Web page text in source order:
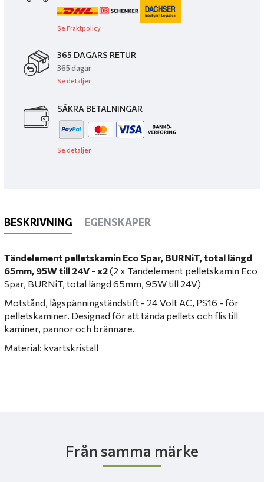
Se Fraktpolicy
365 DAGARS RETUR
365 dagar
Se detaljer
SÄKRA BETALNINGAR
Se detaljer
BESKRIVNING EGENSKAPER
Tändelement pelletskamin Eco Spar, BURNiT, total längd
65mm, 95W till 24V - x2(2 x Tändelement pelletskamin Eco
Spar, BURNiT, total längd 65mm, 95W till 24V)
Motstånd, lågspänningständstift - 24 Volt AC, PS16 - för
pelletskaminer. Designad för att tända pellets och flis till
kaminer, pannor och brännare.
Material: kvartskristall
Från samma märke